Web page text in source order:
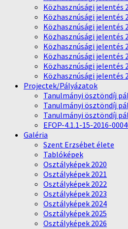
Közhasznúsági jelentés
Közhasznúsági jelentés
Közhasznúsági jelentés
Közhasznúsági jelentés
Közhasznúsági jelentés
Közhasznúsági jelentés
Közhasznúsági jelentés
Közhasznúsági jelentés
Projectek/Pályázatok
Tanulmányi ösztöndíj
Tanulmányi ösztöndíj
Tanulmányi ösztöndíj
EFOP-4.1.1-15-2016-
Galéria
Szent Erzsébet élete
Tablóképek
Osztályképek 2020
Osztályképek 2021
Osztályképek 2022
Osztályképek 2023
Osztályképek 2024
Osztályképek 2025
Osztályképek 2026